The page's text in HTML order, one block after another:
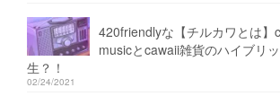
420friendlyな【チルカワとは】
musicとcawaii雑貨のハイブリ
生？！
02/24/2021